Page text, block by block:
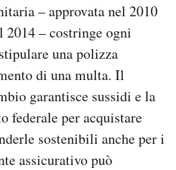
– approvata nel 2010
2014 – costringe ogni
una polizza
di una multa. Il
garantisce sussidi e la
federale per acquistare
sostenibili anche per i
assicurativo può